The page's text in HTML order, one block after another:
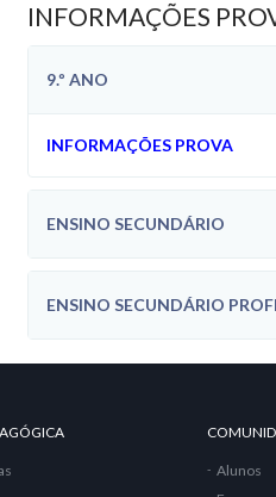
INFORMAÇÕES
9.º ANO
INFORMAÇÕES PROVA
ENSINO SECUNDÁRIO
ENSINO SECUNDÁRIO
Alunos